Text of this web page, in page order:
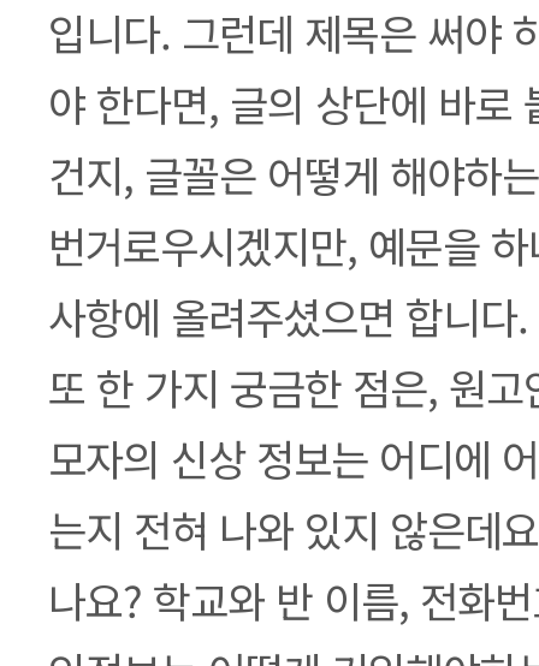
입니다. 그런데 제목은 써야
야 한다면, 글의 상단에 바로
건지, 글꼴은 어떻게 해야하
번거로우시겠지만, 예문을
사항에 올려주셨으면 합니
또 한 가지 궁금한 점은, 원
모자의 신상 정보는 어디에
는지 전혀 나와 있지 않은데
나요? 학교와 반 이름, 전화